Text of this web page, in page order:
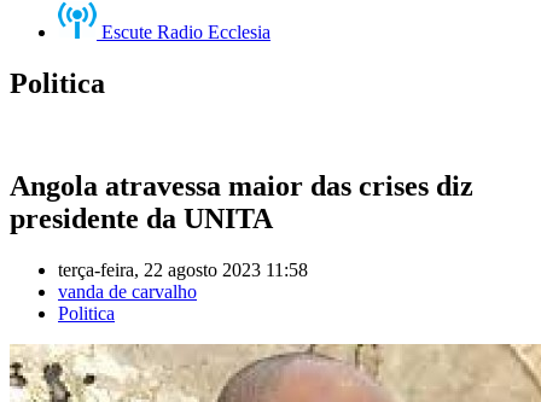
Escute Radio Ecclesia
Politica
Angola atravessa maior das crises diz
presidente da UNITA
terça-feira, 22 agosto 2023 11:58
vanda de carvalho
Politica